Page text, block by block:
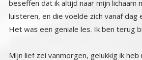
luisteren, en die voelde zich vanaf dag
Het was een geniale les. Ik ben terug
Mijn lief zei vanmorgen, gelukkig ik
terug, en ook, je ziet er anders uit,